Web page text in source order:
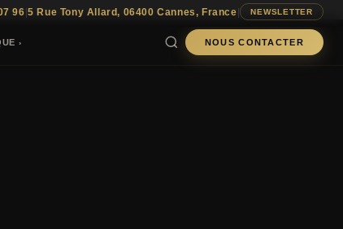
96|5 Rue Tony Allard, 06400 Cannes, France| NEWSLETTER
› NOUS CONTACTER